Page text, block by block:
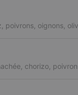
poivrons, oignons,
chorizo,